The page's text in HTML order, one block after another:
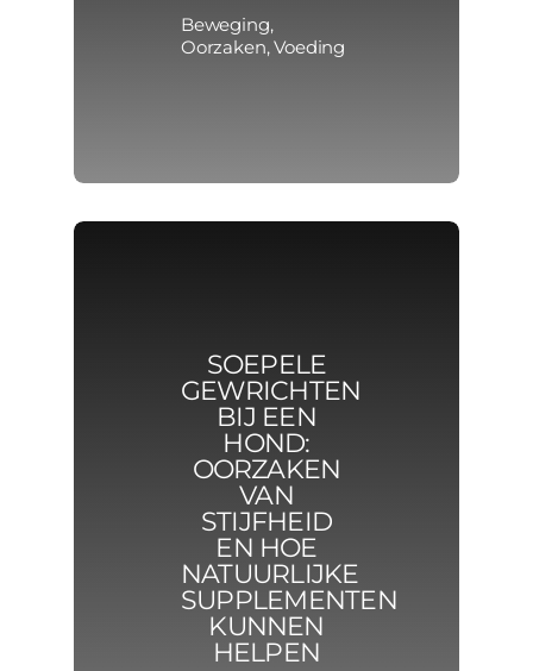
Beweging,
Oorzaken,Voeding
SOEPELE
GEWRICHTEN
BIJ EEN
HOND:
OORZAKEN
VAN
STIJFHEID
EN HOE
NATUURLIJKE
SUPPLEMENTEN
KUNNEN
HELPEN